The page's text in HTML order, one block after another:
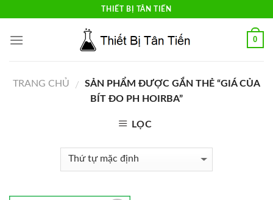
content
THIẾT BỊ TÂN TIẾN
0
TRANG CHỦ /
SẢN PHẨM ĐƯỢC GẮN THẺ “GIÁ CỦA
BÍT ĐO PH HOIRBA”
LỌC